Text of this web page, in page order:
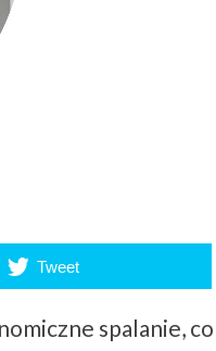
Tweet
spalanie, co